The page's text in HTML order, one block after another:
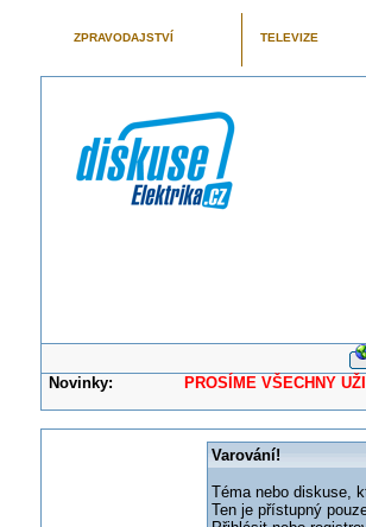
ZPRAVODAJSTVÍ TELEVIZE
Novinky: PROSÍME VŠECHNY
Varování!
Téma nebo diskuse,
Ten je přístupný